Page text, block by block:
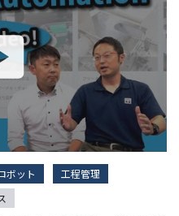
ボット
工程管理